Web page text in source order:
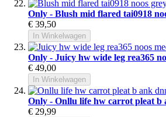
Only - Blush mid flared tai0918
€ 39,50
In Winkelwagen
Only - Juicy hw wide leg rea365
€ 49,00
In Winkelwagen
Only - Onllu life hw carrot pleat b
€ 29,99